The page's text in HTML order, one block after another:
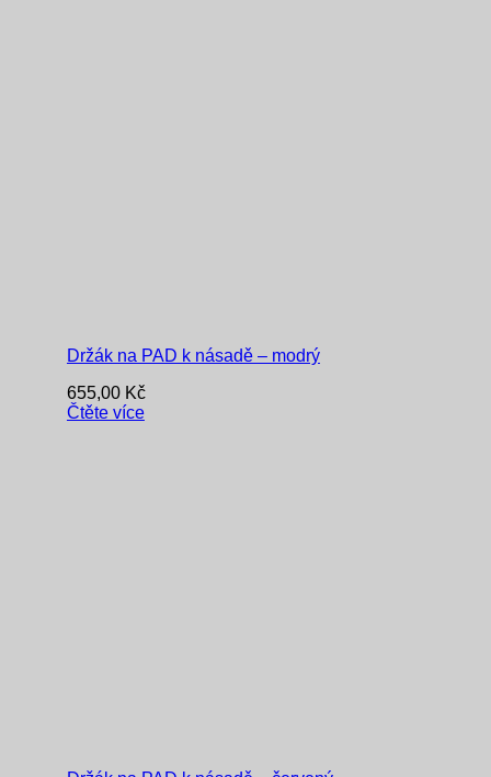
Držák na PAD k násadě – modrý
655,00 Kč
Čtěte více